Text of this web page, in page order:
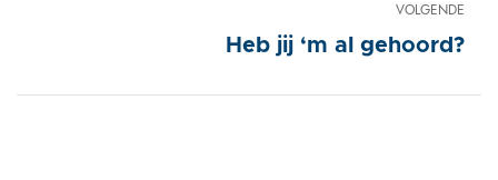
VOLGENDE
Heb jij ‘m al gehoord?